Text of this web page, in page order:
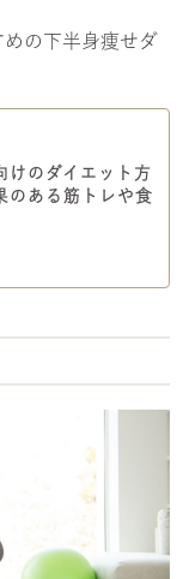
の下半身痩せダ
けのダイエット方
のある筋トレや食